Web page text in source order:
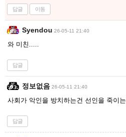
답글 이동
Syendou 26-05-11 21:40
와 미친.....
답글
정보없음 26-05-11 21:40
사회가 악인을 방치하는건 선인을 죽이
답글